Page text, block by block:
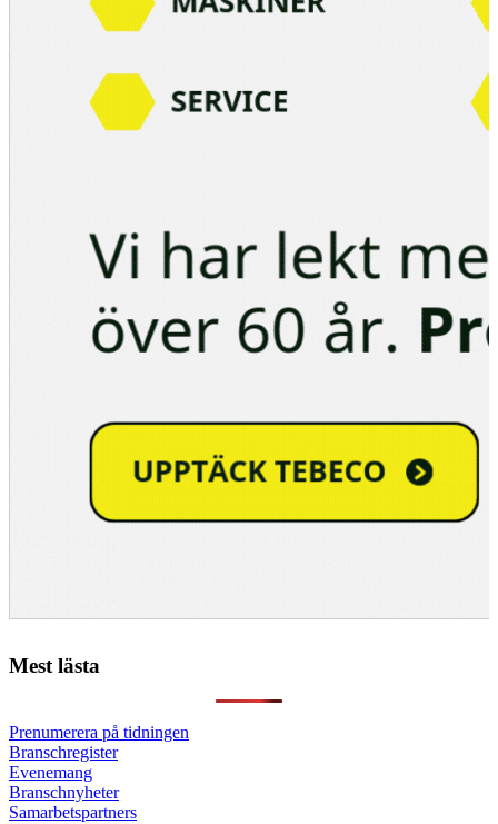
Mest lästa
Prenumerera på tidningen
Branschregister
Evenemang
Branschnyheter
Samarbetspartners